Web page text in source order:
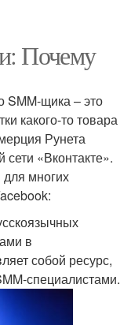
Почему
SMM-щика – это
какого-то товара
Рунета
«Вконтакте».
многих
в
собой ресурс,
специалистами.